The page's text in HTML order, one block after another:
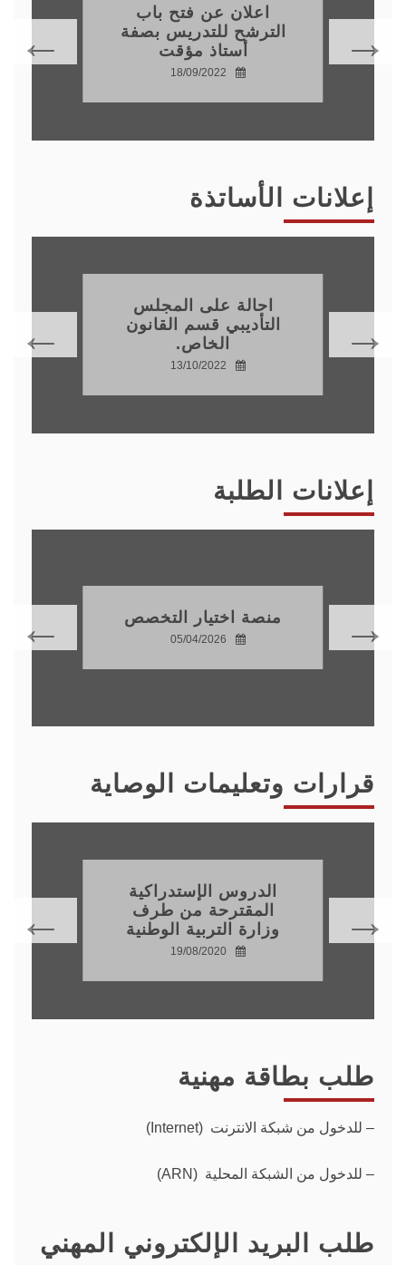
اعلان عن فتح باب
الترشح للتدريس بصفة
أستاذ مؤقت
18/09/2022
إعلانات الأساتذة
احالة على المجلس
التأديبي قسم القانون
الخاص.
13/10/2022
إعلانات الطلبة
منصة اختيار التخصص
05/04/2026
قرارات وتعليمات الوصاية
الدروس الإستدراكية
المقترحة من طرف
وزارة التربية الوطنية
19/08/2020
طلب بطاقة مهنية
– للدخول من شبكة الانترنت (Internet)
– للدخول من الشبكة المحلية (ARN)
طلب البريد الإلكتروني المهني